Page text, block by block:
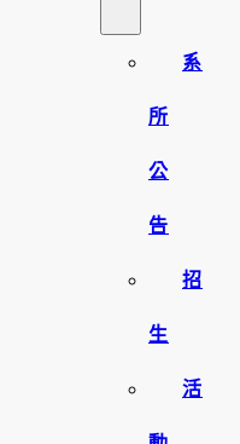
系
所
公
告
招
生
活